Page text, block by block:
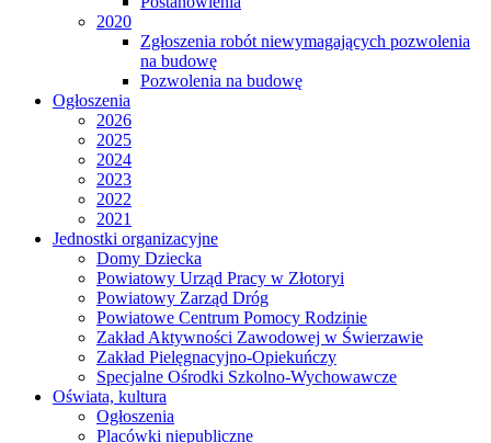
2020
Zgłoszenia robót niewymagających pozwolenia
na budowę
Pozwolenia na budowę
Ogłoszenia
2026
2025
2024
2023
2022
2021
Jednostki organizacyjne
Domy Dziecka
Powiatowy Urząd Pracy w Złotoryi
Powiatowy Zarząd Dróg
Powiatowe Centrum Pomocy Rodzinie
Zakład Aktywności Zawodowej w Świerzawie
Zakład Pielęgnacyjno-Opiekuńczy
Specjalne Ośrodki Szkolno-Wychowawcze
Oświata, kultura
Ogłoszenia
Placówki niepubliczne